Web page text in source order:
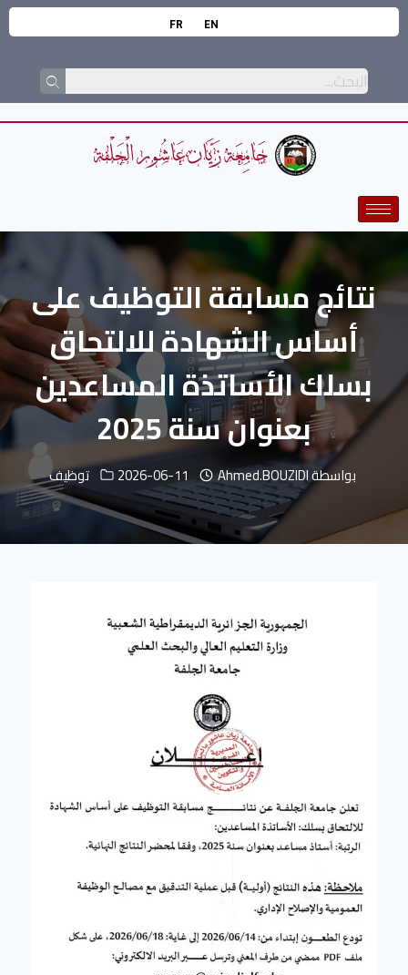
EN
FR
نتائج مسابقة التوظيف على
أساس الشهادة للالتحاق
بسلك الأساتذة المساعدين
بعنوان سنة 2025
بواسطةAhmed.BOUZIDI
2026-06-11 توظيف